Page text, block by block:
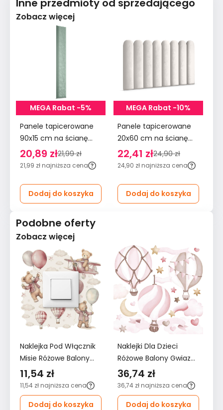
Inne przedmioty od sprzedającego
Zobacz więcej
MEGA Rabat -5%
Panele tapicerowane
90x15 cm na ścianę
wezgłowie miętowy
20,89 zł21,99 zł
21,99 zł najniższa cena
Dodaj do koszyka
MEGA Rabat -10%
Panele tapicerowane
20x60 cm na ścianę
płotek wezgłowie
kremowy
22,41 zł24,90 zł
24,90 zł najniższa cena
Dodaj do koszyka
Podobne oferty
Zobacz więcej
Naklejka Pod Włącznik
Misie Różowe Balony
Chmurki 20x20
Gwiazdki Boho Dla
Dzieci
11,54 zł
11,54 zł najniższa cena
Dodaj do koszyka
Naklejki Dla Dzieci
Różowe Balony Gwiazdy
60x30 Serduszka Styl
ZESTAW
36,74 zł
36,74 zł najniższa cena
Dodaj do koszyka